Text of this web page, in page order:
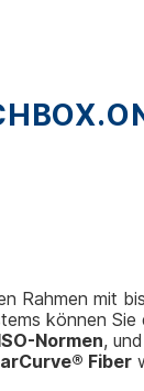
Rahmen mit
können
Normen,
Fiber